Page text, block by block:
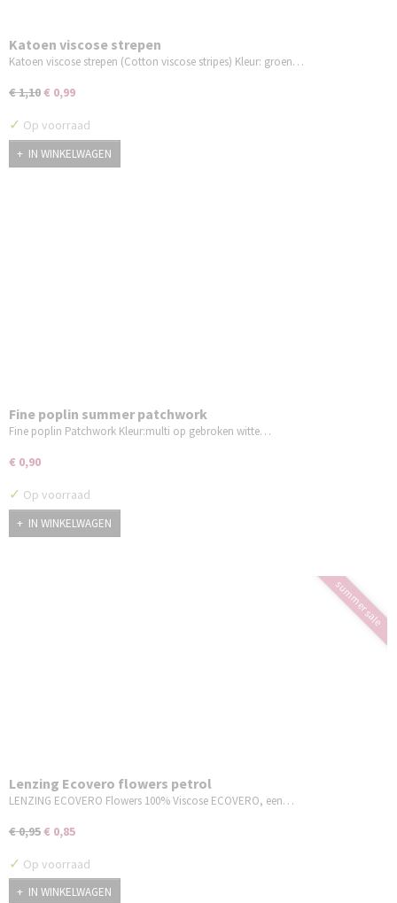
Katoen viscose strepen
Katoen viscose strepen (Cotton viscose stripes) Kleur: groen…
€ 1,10€ 0,99
✓ Op voorraad
IN WINKELWAGEN
Fine poplin summer patchwork
Fine poplin Patchwork Kleur:multi op gebroken witte…
€ 0,90
✓ Op voorraad
IN WINKELWAGEN
summer sale
Lenzing Ecovero flowers petrol
LENZING ECOVERO Flowers 100% Viscose ECOVERO, een…
€ 0,95€ 0,85
✓ Op voorraad
IN WINKELWAGEN